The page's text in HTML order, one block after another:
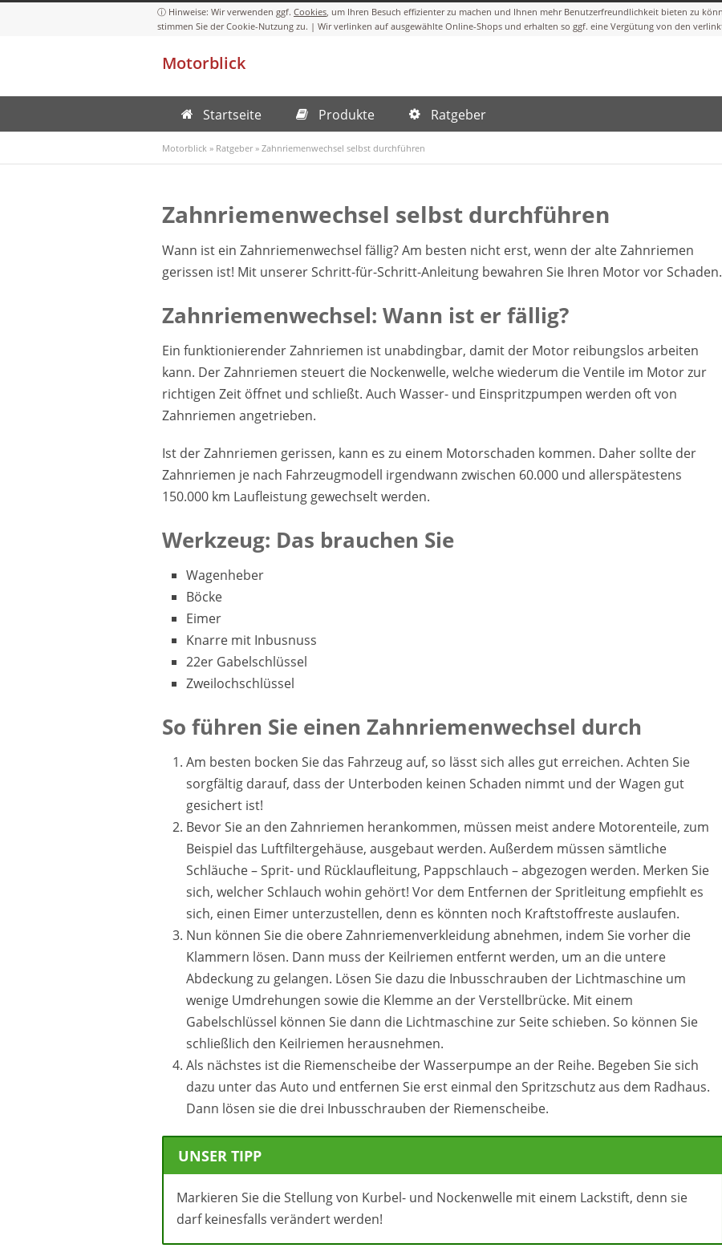
Cookies
Motorblick
Startseite Produkte Ratgeber
Motorblick » Ratgeber » Zahnriemenwechsel selbst durchführen
Zahnriemenwechsel selbst durchführen
Wann ist ein Zahnriemenwechsel fällig? Am besten nicht erst, wenn der alte Zahnriemen
gerissen ist! Mit unserer Schritt-für-Schritt-Anleitung bewahren Sie Ihren Motor vor Schaden.
Zahnriemenwechsel: Wann ist er fällig?
Ein funktionierender Zahnriemen ist unabdingbar, damit der Motor reibungslos arbeiten
kann. Der Zahnriemen steuert die Nockenwelle, welche wiederum die Ventile im Motor zur
richtigen Zeit öffnet und schließt. Auch Wasser- und Einspritzpumpen werden oft von
Zahnriemen angetrieben.
Ist der Zahnriemen gerissen, kann es zu einem Motorschaden kommen. Daher sollte der
Zahnriemen je nach Fahrzeugmodell irgendwann zwischen 60.000 und allerspätestens
150.000 km Laufleistung gewechselt werden.
Werkzeug: Das brauchen Sie
Wagenheber
Böcke
Eimer
Knarre mit Inbusnuss
22er Gabelschlüssel
Zweilochschlüssel
So führen Sie einen Zahnriemenwechsel durch
Am besten bocken Sie das Fahrzeug auf, so lässt sich alles gut erreichen. Achten Sie
sorgfältig darauf, dass der Unterboden keinen Schaden nimmt und der Wagen gut
gesichert ist!
Bevor Sie an den Zahnriemen herankommen, müssen meist andere Motorenteile, zum
Beispiel das Luftfiltergehäuse, ausgebaut werden. Außerdem müssen sämtliche
Schläuche – Sprit- und Rücklaufleitung, Pappschlauch – abgezogen werden. Merken Sie
sich, welcher Schlauch wohin gehört! Vor dem Entfernen der Spritleitung empfiehlt es
sich, einen Eimer unterzustellen, denn es könnten noch Kraftstoffreste auslaufen.
Nun können Sie die obere Zahnriemenverkleidung abnehmen, indem Sie vorher die
Klammern lösen. Dann muss der Keilriemen entfernt werden, um an die untere
Abdeckung zu gelangen. Lösen Sie dazu die Inbusschrauben der Lichtmaschine um
wenige Umdrehungen sowie die Klemme an der Verstellbrücke. Mit einem
Gabelschlüssel können Sie dann die Lichtmaschine zur Seite schieben. So können Sie
schließlich den Keilriemen herausnehmen.
Als nächstes ist die Riemenscheibe der Wasserpumpe an der Reihe. Begeben Sie sich
dazu unter das Auto und entfernen Sie erst einmal den Spritzschutz aus dem Radhaus.
Dann lösen sie die drei Inbusschrauben der Riemenscheibe.
UNSER TIPP
Markieren Sie die Stellung von Kurbel- und Nockenwelle mit einem Lackstift, denn sie
darf keinesfalls verändert werden!